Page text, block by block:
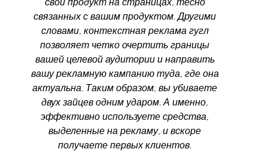
связанных с вашим продуктом. Другими
словами, контекстная реклама гугл
позволяет четко очертить границы
вашей целевой аудитории и направить
вашу рекламную кампанию туда, где она
актуальна. Таким образом, вы убиваете
двух зайцев одним ударом. А именно,
эффективно используете средства,
выделенные на рекламу, и вскоре
получаете первых клиентов.